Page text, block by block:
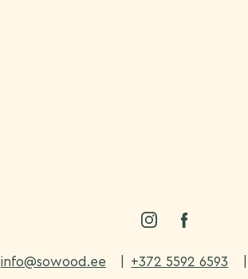
info@sowood.ee +372 5592 6593